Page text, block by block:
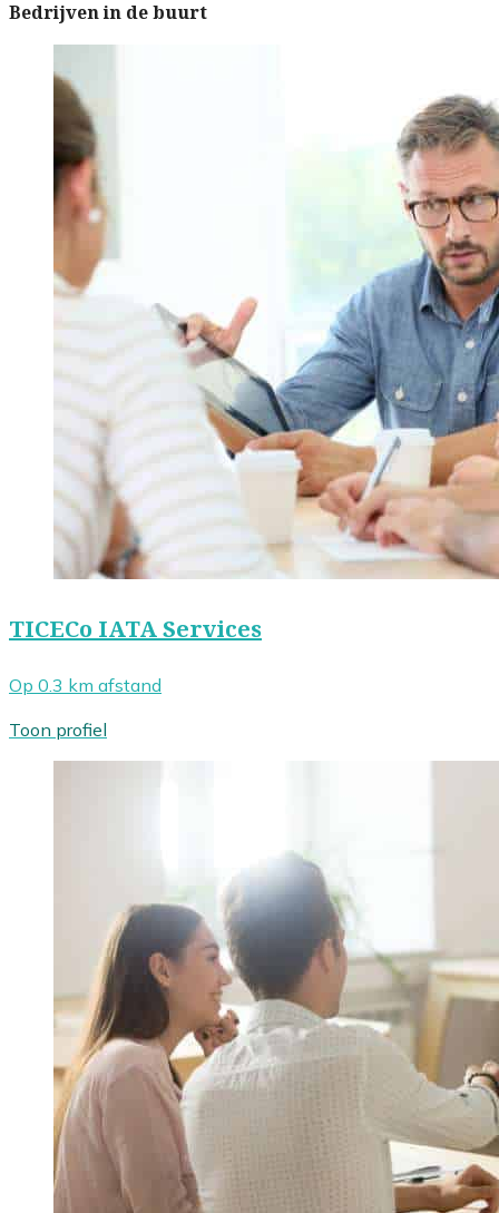
Bedrijven in de buurt
TICECo IATA Services
Op 0.3 km afstand
Toon profiel